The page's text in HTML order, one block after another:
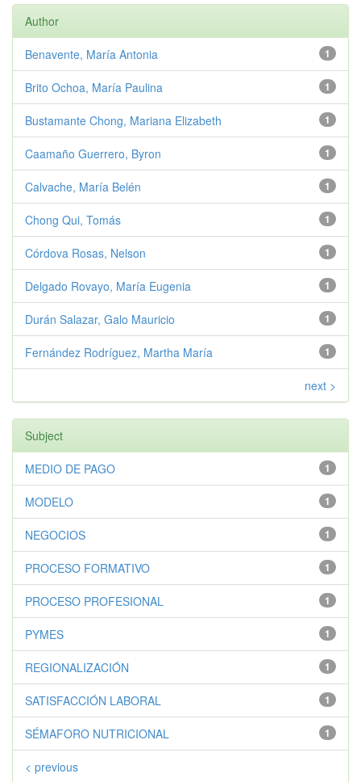
Author
1
Benavente, María Antonia
1
Brito Ochoa, María Paulina
1
Bustamante Chong, Mariana Elizabeth
1
Caamaño Guerrero, Byron
1
Calvache, María Belén
1
Chong Qui, Tomás
1
Córdova Rosas, Nelson
1
Delgado Rovayo, María Eugenia
1
Durán Salazar, Galo Mauricio
1
Fernández Rodríguez, Martha María
next >
Subject
1
MEDIO DE PAGO
1
MODELO
1
NEGOCIOS
1
PROCESO FORMATIVO
1
PROCESO PROFESIONAL
1
PYMES
1
REGIONALIZACIÓN
1
SATISFACCIÓN LABORAL
1
SÉMAFORO NUTRICIONAL
< previous